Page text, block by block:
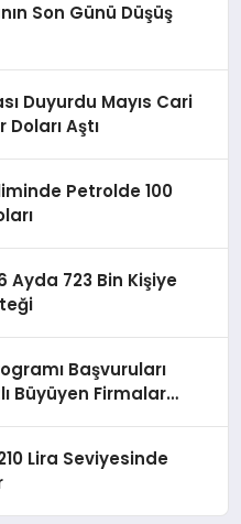
Son Günü Düşüş
Duyurdu Mayıs Cari
Doları Aştı
Petrolde 100
Ayda 723 Bin Kişiye
Başvuruları
Büyüyen Firmalar
Lira Seviyesinde